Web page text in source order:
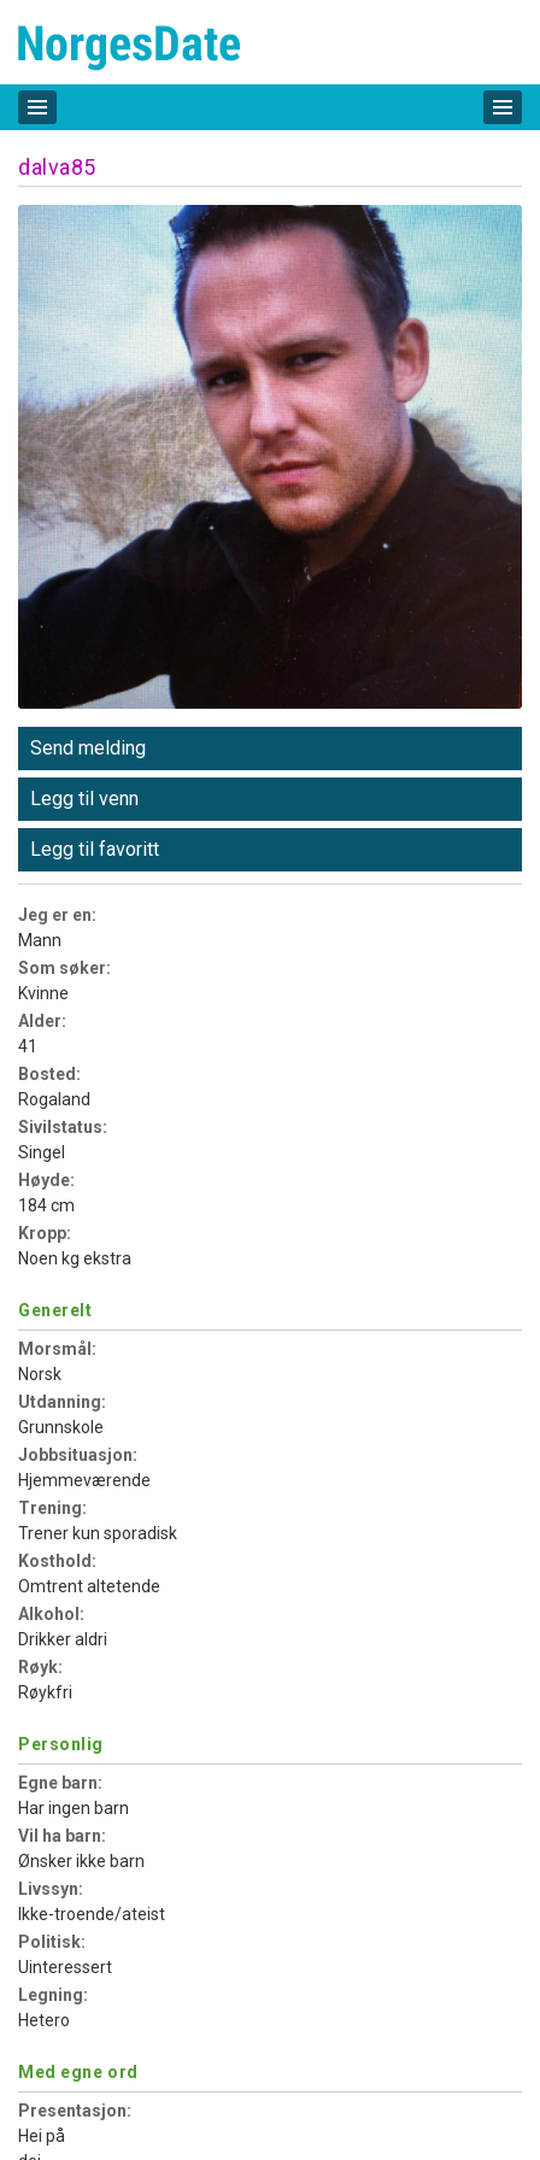
dalva85
Send melding
Legg til venn
Legg til favoritt
Jeg er en:
Mann
Som søker:
Kvinne
Alder:
41
Bosted:
Rogaland
Sivilstatus:
Singel
Høyde:
184 cm
Kropp:
Noen kg ekstra
Generelt
Morsmål:
Norsk
Utdanning:
Grunnskole
Jobbsituasjon:
Hjemmeværende
Trening:
Trener kun sporadisk
Kosthold:
Omtrent altetende
Alkohol:
Drikker aldri
Røyk:
Røykfri
Personlig
Egne barn:
Har ingen barn
Vil ha barn:
Ønsker ikke barn
Livssyn:
Ikke-troende/ateist
Politisk:
Uinteressert
Legning:
Hetero
Med egne ord
Presentasjon:
Hei på